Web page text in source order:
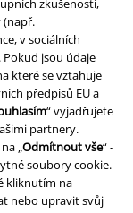
zkušeností,
(např.
v sociálních
jsou údaje
které se vztahuje
předpisů EU a
“ vyjadřujete
partnery.
„Odmítnout vše“ -
soubory cookie.
kliknutím na
nebo upravit svůj